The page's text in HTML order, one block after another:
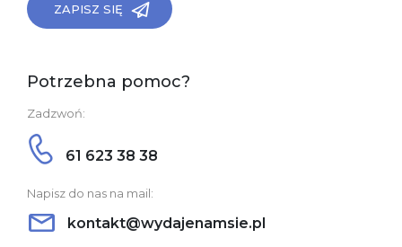
ZAPISZ SIĘ
Potrzebna pomoc?
Zadzwoń:
61 623 38 38
Napisz do nas na mail:
kontakt@wydajenamsie.pl